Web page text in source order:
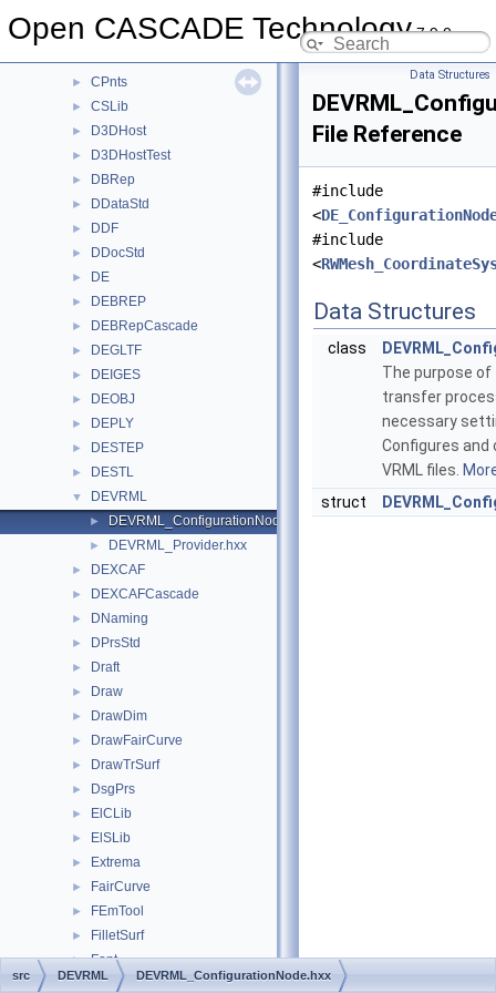
Open CASCADE Technology7.9.0
Contap
► CPnts
► CSLib
► D3DHost
► D3DHostTest
► DBRep
► DDataStd
► DDF
► DDocStd
► DE
► DEBREP
► DEBRepCascade
► DEGLTF
► DEIGES
► DEOBJ
► DEPLY
► DESTEP
► DESTL
▼ DEVRML
► DEVRML_ConfigurationNode.hxx
► DEVRML_Provider.hxx
► DEXCAF
► DEXCAFCascade
► DNaming
► DPrsStd
► Draft
► Draw
► DrawDim
► DrawFairCurve
► DrawTrSurf
► DsgPrs
► ElCLib
► ElSLib
► Extrema
► FairCurve
► FEmTool
► FilletSurf
► Font
► FSD
Data Structures
File Reference
#include
<
#include
<
Data Structures
class
The purpose
transfer
necessary
Configures
VRML files.
struct
src DEVRML DEVRML_ConfigurationNode.hxx